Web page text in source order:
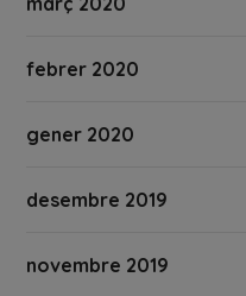
febrer 2020
gener 2020
desembre 2019
novembre 2019